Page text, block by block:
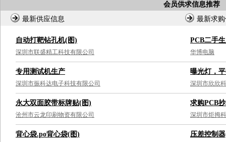
会员供求信息推荐
最新供应信息
最新求
自动打靶钻孔机(图)
深圳市联盛精工科技有限公司
专用测试机生产
深圳市振科达电子科技有限公司
永大双面胶带标牌贴(图)
沧州市云龙印刷物资有限公司
背心袋.po背心袋(图)
PCB二手
华博电脑
曝光灯，
深圳市欣欣
求购PCB
深圳市炬拇
压差控制